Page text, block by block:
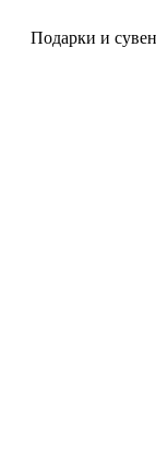
Подарки и